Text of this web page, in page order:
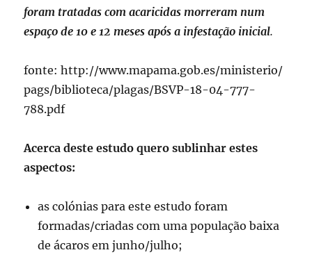
foram tratadas com acaricidas morreram num
espaço de 10 e 12 meses após a infestação inicial.
fonte: http://www.mapama.gob.es/ministerio/
pags/biblioteca/plagas/BSVP-18-04-777-
788.pdf
Acerca deste estudo quero sublinhar estes
aspectos:
as colónias para este estudo foram
formadas/criadas com uma população baixa
de ácaros em junho/julho;